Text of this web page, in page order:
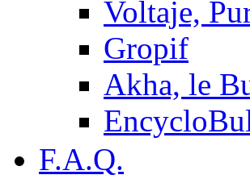
Voltaje,
Gropif
Akha, le
F.A.Q.